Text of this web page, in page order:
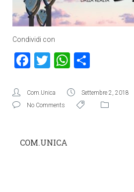
Condividi con
Facebook
TwitterWhatsApp
Com.Unica Settembre 2, 2018
No Comments
COM.UNICA